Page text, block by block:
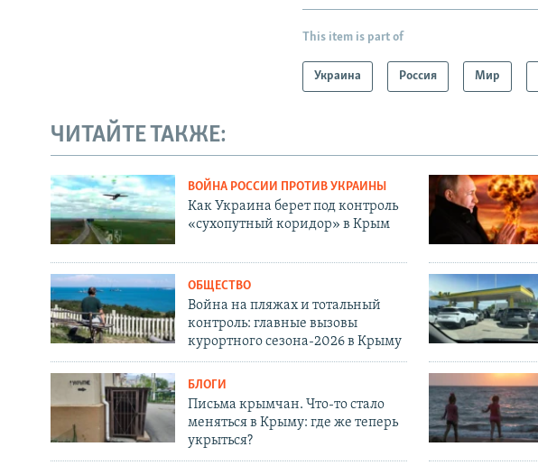
This item is part of
Украина Россия Мир
ЧИТАЙТЕ ТАКЖЕ:
ВОЙНА РОССИИ ПРОТИВ УКРАИНЫ
Как Украина берет под контроль
«сухопутный коридор» в Крым
ОБЩЕСТВО
Война на пляжах и тотальный
контроль: главные вызовы
курортного сезона-2026 в Крыму
БЛОГИ
Письма крымчан. Что-то стало
меняться в Крыму: где же теперь
укрыться?